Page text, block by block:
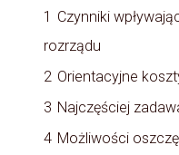
1 Czynniki
rozrządu
2 Orientacyjne
3 Najczęściej
4 Możliwości